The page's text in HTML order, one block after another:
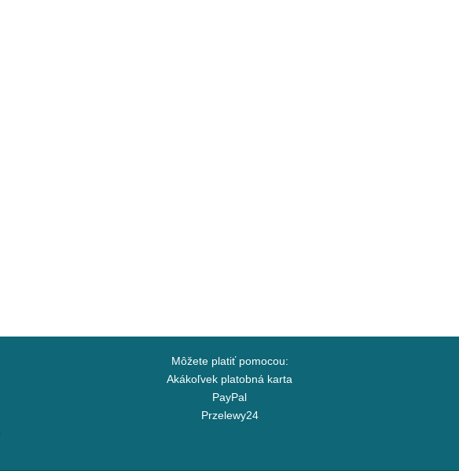
Môžete platiť pomocou:
Akákoľvek platobná karta
PayPal
Przelewy24